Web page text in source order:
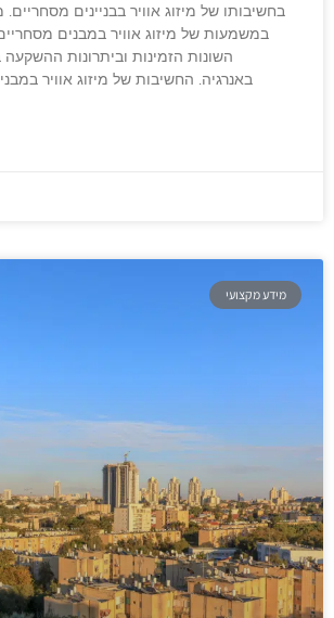
בחשיבותו של מיזוג אוויר בבניינים
במשמעות של מיזוג אוויר במבנים
השונות הזמינות וביתרונות ההשקעה
באנרגיה. החשיבות של מיזוג אוויר
מידע מקצועי